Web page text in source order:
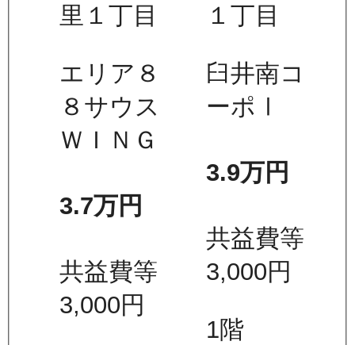
里１丁目
エリア８
８サウス
ＷＩＮＧ
3.7万円
共益費等
3,000円
１丁目
臼井南コ
ーポⅠ
3.9万円
共益費等
3,000円
1階